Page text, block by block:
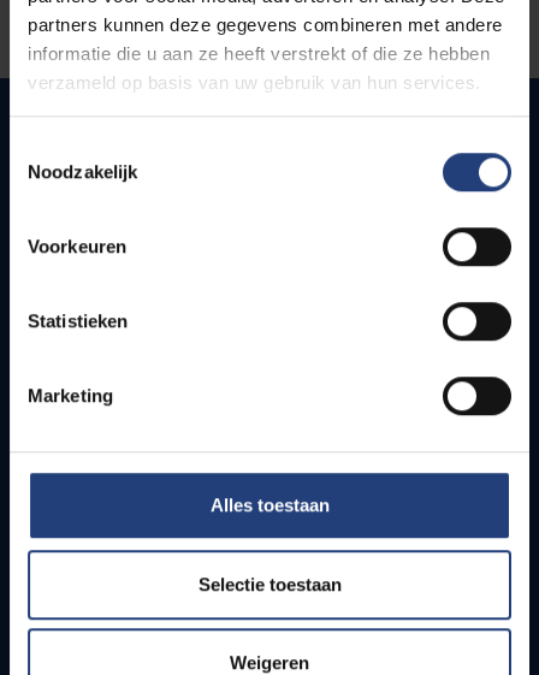
partners kunnen deze gegevens combineren met andere
informatie die u aan ze heeft verstrekt of die ze hebben
verzameld op basis van uw gebruik van hun services.
Noodzakelijk
Voorkeuren
Statistieken
Marketing
Alles toestaan
Selectie toestaan
Weigeren
Quick links
How to get to the VUB campuses
Students
PhD students
Teachers and secondary schools
Working students